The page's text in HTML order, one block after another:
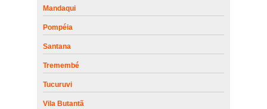
Mandaqui
Pompéia
Santana
Tremembé
Tucuruvi
Vila Butantã